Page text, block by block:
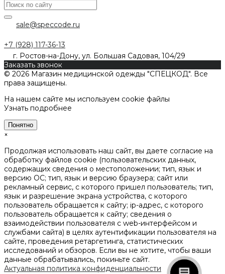
sale@speccode.ru
+7 (928) 117-36-13
г. Ростов-на-Дону, ул. Большая Садовая, 104/29
Заказать звонок
© 2026 Магазин медицинской одежды "СПЕЦКОД". Все
права защищены.
На нашем сайте мы используем cookie файлы
Узнать подробнее
Понятно
×
Продолжая использовать наш сайт, вы даете согласие на
обработку файлов cookie (пользовательских данных,
содержащих сведения о местоположении; тип, язык и
версию ОС; тип, язык и версию браузера; сайт или
рекламный сервис, с которого пришел пользователь; тип,
язык и разрешение экрана устройства, с которого
пользователь обращается к сайту; ip-адрес, с которого
пользователь обращается к сайту; сведения о
взаимодействии пользователя с web-интерфейсом и
службами сайта) в целях аутентификации пользователя на
сайте, проведения ретаргетинга, статистических
исследований и обзоров. Если вы не хотите, чтобы ваши
данные обрабатывались, покиньте сайт.
Актуальная политика конфиденциальности